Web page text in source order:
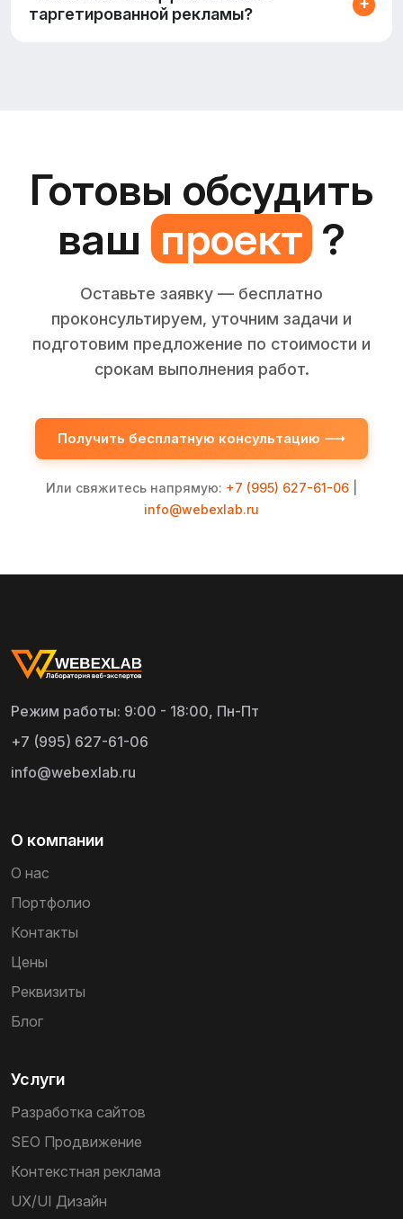
таргетированной рекламы?
Готовы обсудить
ваш проект ?
Оставьте заявку — бесплатно
проконсультируем, уточним задачи и
подготовим предложение по стоимости и
срокам выполнения работ.
Получить бесплатную консультацию
Или свяжитесь напрямую: +7 (995) 627-61-06
info@webexlab.ru
Режим работы: 9:00 - 18:00, Пн-Пт
+7 (995) 627-61-06
info@webexlab.ru
О компании
О нас
Портфолио
Контакты
Цены
Реквизиты
Блог
Услуги
Разработка сайтов
SEO Продвижение
Контекстная реклама
UX/UI Дизайн